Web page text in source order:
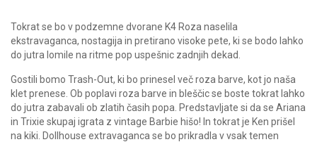
Tokrat se bo v podzemne dvorane K4 Roza naselila
ekstravaganca, nostagija in pretirano visoke pete, ki se bodo lahko
do jutra lomile na ritme pop uspešnic zadnjih dekad.
Gostili bomo Trash-Out, ki bo prinesel več roza barve, kot jo naša
klet prenese. Ob poplavi roza barve in bleščic se boste tokrat lahko
do jutra zabavali ob zlatih časih popa. Predstavljate si da se Ariana
in Trixie skupaj igrata z vintage Barbie hišo! In tokrat je Ken prišel
na kiki. Dollhouse extravaganca se bo prikradla v vsak temen